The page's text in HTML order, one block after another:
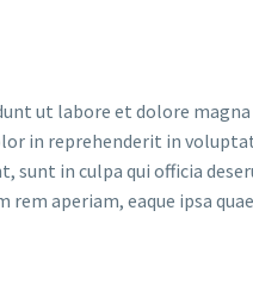
ut labore et dolore
in reprehenderit in
in culpa qui officia
aperiam, eaque ipsa